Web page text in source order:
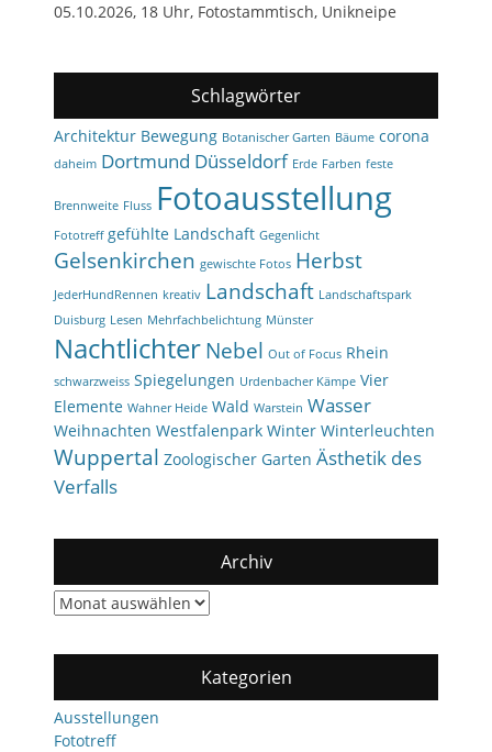
05.10.2026, 18 Uhr, Fotostammtisch, Unikneipe
Schlagwörter
Architektur Bewegung Botanischer Garten Bäume corona
daheim Dortmund Düsseldorf Erde Farben feste
Brennweite Fluss Fotoausstellung
Fototreff gefühlte Landschaft Gegenlicht
Gelsenkirchen gewischte Fotos Herbst
JederHundRennen kreativ Landschaft Landschaftspark
Duisburg Lesen Mehrfachbelichtung Münster
NachtlichterNebel Out of Focus Rhein
schwarzweiss Spiegelungen Urdenbacher Kämpe Vier
Elemente Wahner Heide Wald Warstein Wasser
Weihnachten Westfalenpark Winter Winterleuchten
Wuppertal Zoologischer Garten Ästhetik des
Verfalls
Archiv
Archiv
Kategorien
Ausstellungen
Fototreff